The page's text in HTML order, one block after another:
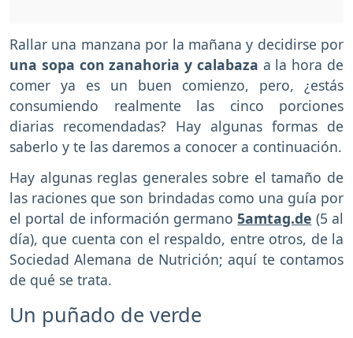
Rallar una manzana por la mañana y decidirse por
una sopa con zanahoria y calabaza a la hora de
comer ya es un buen comienzo, pero, ¿estás
consumiendo realmente las cinco porciones
diarias recomendadas? Hay algunas formas de
saberlo y te las daremos a conocer a continuación.
Hay algunas reglas generales sobre el tamaño de
las raciones que son brindadas como una guía por
el portal de información germano 5amtag.de (5 al
día), que cuenta con el respaldo, entre otros, de la
Sociedad Alemana de Nutrición; aquí te contamos
de qué se trata.
Un puñado de verde